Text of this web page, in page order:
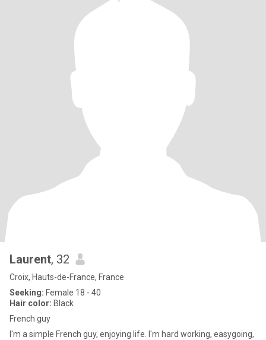
Laurent, 32
Croix, Hauts-de-France, France
Seeking: Female 18 - 40
Hair color: Black
French guy
I'm a simple French guy, enjoying life. I'm hard working, easygoing,